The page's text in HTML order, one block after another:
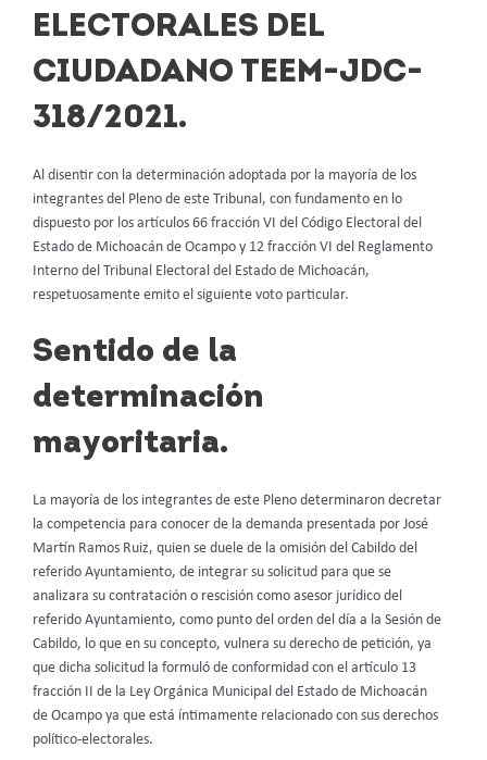
ELECTORALES DEL
CIUDADANO TEEM-JDC-
318/2021.
Al disentir con la determinación adoptada por la mayoría de los
integrantes del Pleno de este Tribunal, con fundamento en lo
dispuesto por los artículos 66 fracción VI del Código Electoral del
Estado de Michoacán de Ocampo y 12 fracción VI del Reglamento
Interno del Tribunal Electoral del Estado de Michoacán,
respetuosamente emito el siguiente voto particular.
Sentido de la
determinación
mayoritaria.
La mayoría de los integrantes de este Pleno determinaron decretar
la competencia para conocer de la demanda presentada por José
Martín Ramos Ruiz, quien se duele de la omisión del Cabildo del
referido Ayuntamiento, de integrar su solicitud para que se
analizara su contratación o rescisión como asesor jurídico del
referido Ayuntamiento, como punto del orden del día a la Sesión de
Cabildo, lo que en su concepto, vulnera su derecho de petición, ya
que dicha solicitud la formuló de conformidad con el artículo 13
fracción II de la Ley Orgánica Municipal del Estado de Michoacán
de Ocampo ya que está íntimamente relacionado con sus derechos
político-electorales.